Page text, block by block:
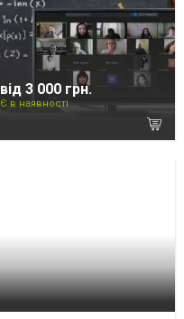
від 3 000 грн.
Є в наявності